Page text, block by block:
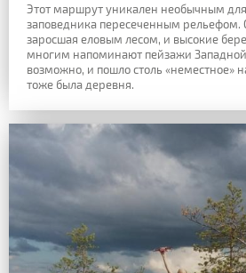
Этот маршрут уникален необычным для
заповедника пересеченным рельефом.
заросшая еловым лесом, и высокие
многим напоминают пейзажи
возможно, и пошло столь «неместное»
тоже была деревня.